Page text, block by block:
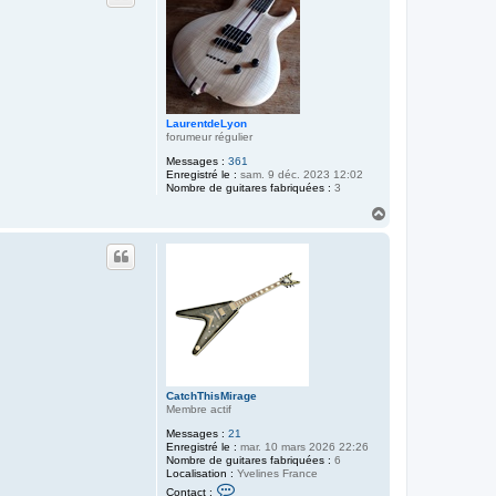
ë
l
LaurentdeLyon
forumeur régulier
Messages : 361
Enregistré le : sam. 9 déc. 2023 12:02
Nombre de guitares fabriquées : 3
CatchThisMirage
Membre actif
Messages : 21
Enregistré le : mar. 10 mars 2026 22:26
Nombre de guitares fabriquées : 6
Localisation : Yvelines France
Contact :